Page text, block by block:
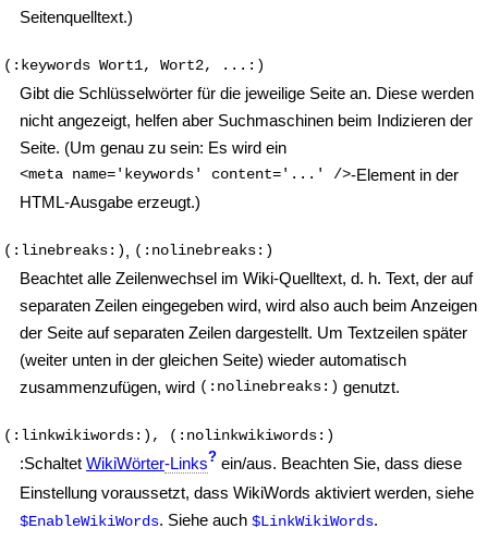
Seitenquelltext.)
(:keywords Wort1, Wort2, ...:)
Gibt die Schlüsselwörter für die jeweilige Seite an. Diese werden
nicht angezeigt, helfen aber Suchmaschinen beim Indizieren der
Seite. (Um genau zu sein: Es wird ein
<meta name='keywords' content='...' />-Element in der
HTML-Ausgabe erzeugt.)
(:linebreaks:), (:nolinebreaks:)
Beachtet alle Zeilenwechsel im Wiki-Quelltext, d. h. Text, der auf
separaten Zeilen eingegeben wird, wird also auch beim Anzeigen
der Seite auf separaten Zeilen dargestellt. Um Textzeilen später
(weiter unten in der gleichen Seite) wieder automatisch
zusammenzufügen, wird (:nolinebreaks:) genutzt.
(:linkwikiwords:), (:nolinkwikiwords:)
:Schaltet WikiWörter-Links? ein/aus. Beachten Sie, dass diese
Einstellung voraussetzt, dass WikiWords aktiviert werden, siehe
$EnableWikiWords. Siehe auch $LinkWikiWords.